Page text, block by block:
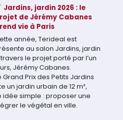
Jardins, jardin 2026 : le
de Jérémy Cabanes
vie à Paris
année, Terideal est
au salon Jardins, jardin
le projet porté par l’un
Jérémy Cabanes.
Prix des Petits Jardins
un jardin urbain de 12 m²,
idée simple : proposer une
le végétal en ville.